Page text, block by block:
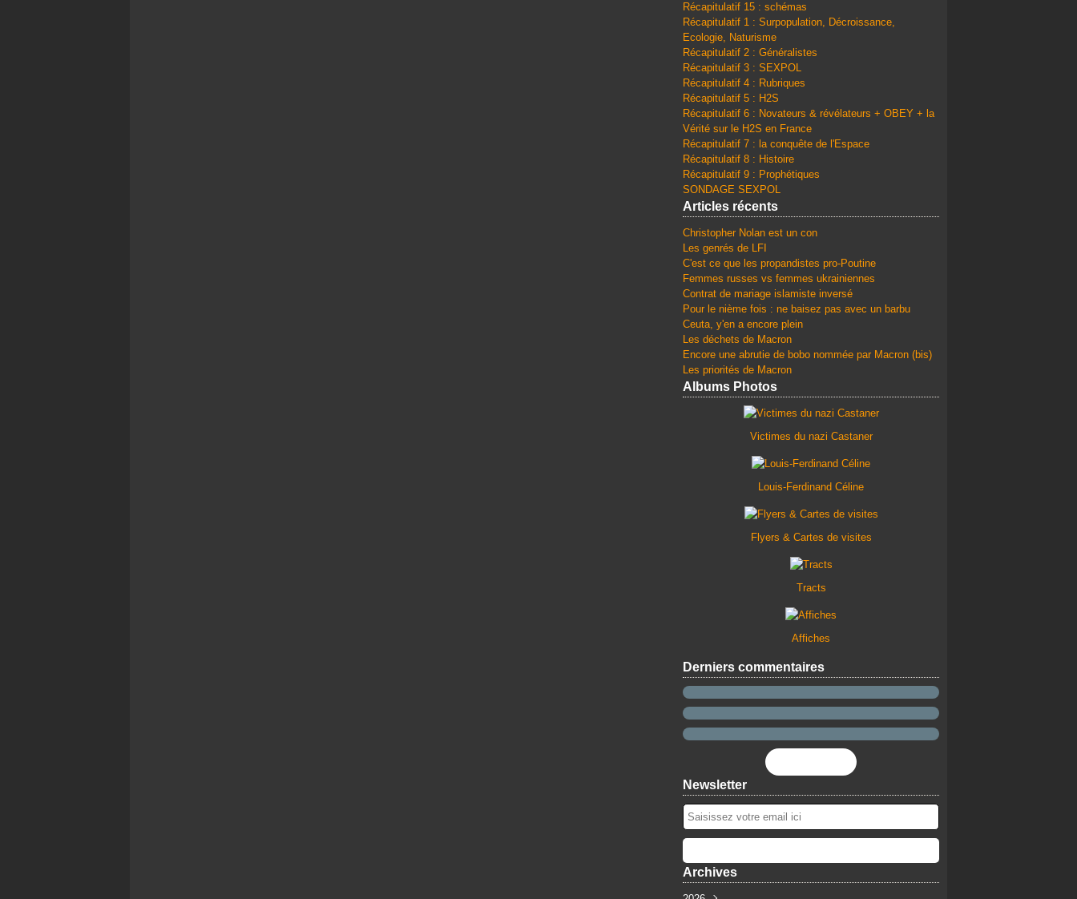
Récapitulatif 15 : schémas
Récapitulatif 1 : Surpopulation, Décroissance,
Ecologie, Naturisme
Récapitulatif 2 : Généralistes
Récapitulatif 3 : SEXPOL
Récapitulatif 4 : Rubriques
Récapitulatif 5 : H2S
Récapitulatif 6 : Novateurs & révélateurs + OBEY + la
Vérité sur le H2S en France
Récapitulatif 7 : la conquête de l'Espace
Récapitulatif 8 : Histoire
Récapitulatif 9 : Prophétiques
SONDAGE SEXPOL
Articles récents
Christopher Nolan est un con
Les genrés de LFI
C'est ce que les propandistes pro-Poutine
Femmes russes vs femmes ukrainiennes
Contrat de mariage islamiste inversé
Pour le nième fois : ne baisez pas avec un barbu
Ceuta, y'en a encore plein
Les déchets de Macron
Encore une abrutie de bobo nommée par Macron (bis)
Les priorités de Macron
Albums Photos
Victimes du nazi Castaner
Louis-Ferdinand Céline
Flyers & Cartes de visites
Tracts
Affiches
Derniers commentaires
Newsletter
Archives